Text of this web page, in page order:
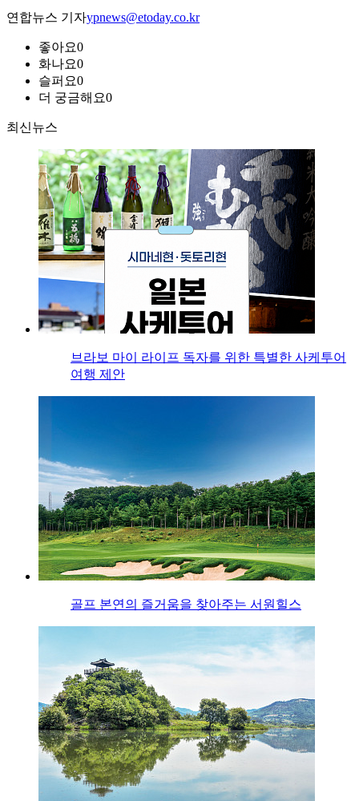
연합뉴스 기자ypnews@etoday.co.kr
좋아요0
화나요0
슬퍼요0
더 궁금해요0
최신뉴스
브라보 마이 라이프 독자를 위한 특별한 사케투어
여행 제안
골프 본연의 즐거움을 찾아주는 서원힐스